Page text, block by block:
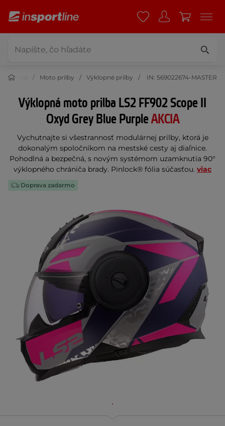
Moto Moto prilby Výklopné prilby IN: 569022674-MASTER
Výklopná moto prilba LS2 FF902 Scope II
Oxyd Grey Blue PurpleAKCIA
Vychutnajte si všestrannosť modulárnej prilby, ktorá je
dokonalým spoločníkom na mestské cesty aj diaľnice.
Pohodlná a bezpečná, s novým systémom uzamknutia 90°
výklopného chrániča brady. Pinlock® fólia súčasťou. viac
Doprava zadarmo